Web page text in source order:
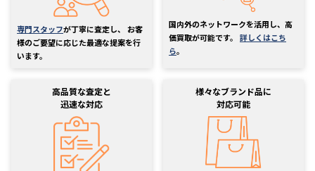
専門スタッフが丁寧に査定し、 お客
様のご要望に応じた最適な提案を行
います。
国内外のネットワークを活用し、高
価買取が可能です。 詳しくはこち
ら。
高品質な査定と
迅速な対応
様々なブランド品に
対応可能